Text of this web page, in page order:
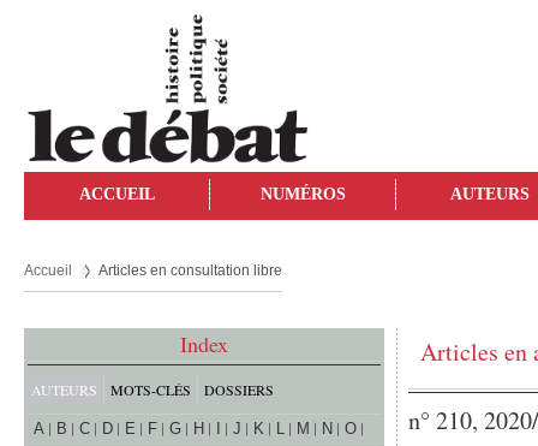
ACCUEIL NUMÉROS AUTEURS
Accueil Articles en consultation libre
Index
AUTEURS MOTS-CLÉS DOSSIERS
A B C D E F G H J K L M N
O
Articles en
n° 210,